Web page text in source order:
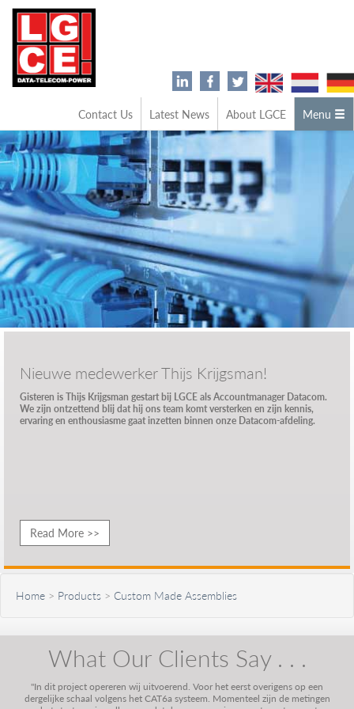
Contact Us Latest News About LGCE Menu
Nieuwe medewerker Thijs Krijgsman!
Gisteren is Thijs Krijgsman gestart bij LGCE als Accountmanager Datacom.
We zijn ontzettend blij dat hij ons team komt versterken en zijn kennis,
ervaring en enthousiasme gaat inzetten binnen onze Datacom-afdeling.
Read More >>
Home > Products > Custom Made Assemblies
What Our Clients Say . . .
"In dit project opereren wij uitvoerend. Voor het eerst overigens op een
dergelijke schaal volgens het CAT6a systeem. Momenteel zijn de metingen